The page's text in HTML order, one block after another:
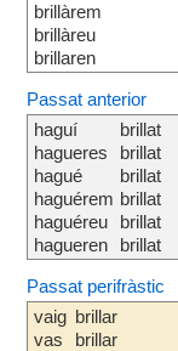
brillàrem
brillàreu
brillaren
Passat anterior
haguí
hagueres
hagué
haguérem
haguéreu
hagueren
brillat
brillat
brillat
brillat
brillat
brillat
Passat perifràstic
vaig
vas
brillar
brillar